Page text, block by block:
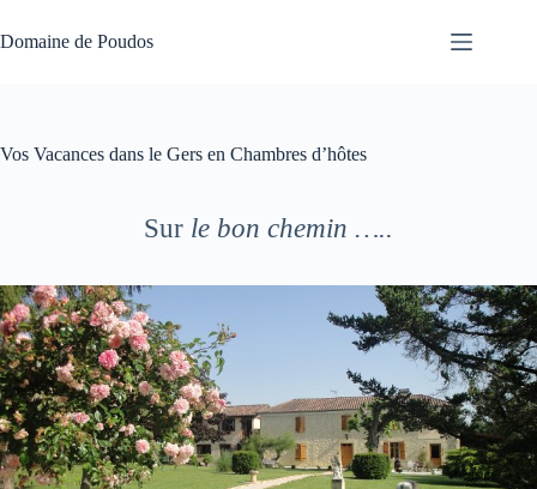
au
contenu
Domaine de Poudos
Vos Vacances dans le Gers en Chambres d’hôtes
Sur le bon chemin …..